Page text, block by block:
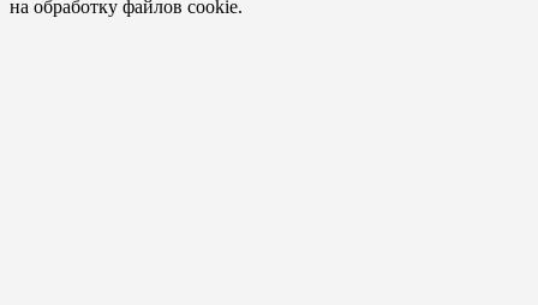
на обработку файлов cookie.